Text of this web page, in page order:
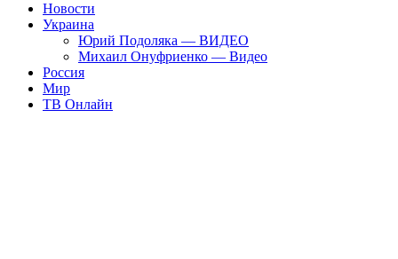
Новости
Украина
Юрий Подоляка — ВИДЕО
Михаил Онуфриенко — Видео
Россия
Мир
ТВ Онлайн